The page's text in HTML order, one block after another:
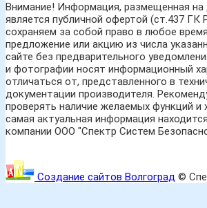
Внимание! Информация, размещенная на
является публичной офертой (ст.437
сохраняем за собой право в любое
предложение или акцию из числа
сайте без предварительного
и фотографии носят информационный
отличаться от, представленного в
документации производителя.
проверять наличие желаемых функций и
самая актуальная информация
компании ООО "Спектр Систем
Создание сайтов Волгоград ©